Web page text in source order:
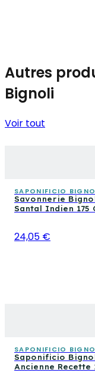
Autres
Bignoli
Voir tout
SAPONIFICIO
Savonnerie
Santal Indien 175
24,05 €
SAPONIFICIO
Saponificio
Ancienne Recette